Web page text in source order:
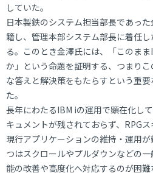
していた。
日本製鉄のシステム担当部長であっ
籍し、管理本部システム部長に着任
る。このとき金澤氏には、「このま
か」という命題を証明する、つまり
な答えと解決策をもたらすという重
た。
長年にわたるIBM iの運用で顕在化し
キュメントが残されておらず、RPGス
現行アプリケーションの維持・運用
つはスクロールやプルダウンなどの
能の改善や高度化へ対応するのが困